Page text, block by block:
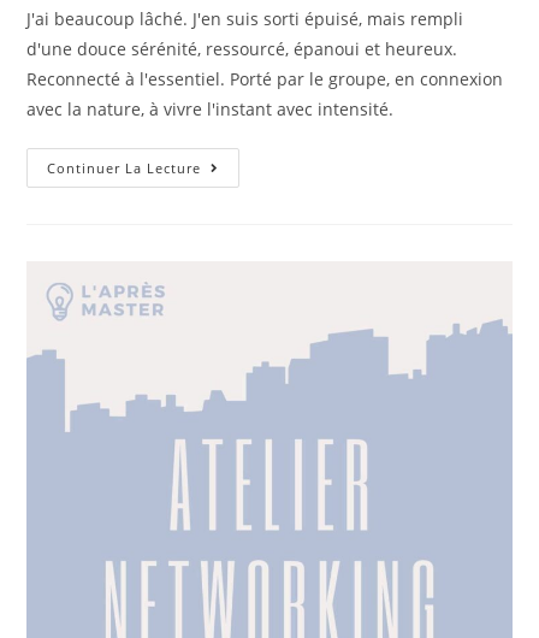
J'ai beaucoup lâché. J'en suis sorti épuisé, mais rempli
d'une douce sérénité, ressourcé, épanoui et heureux.
Reconnecté à l'essentiel. Porté par le groupe, en connexion
avec la nature, à vivre l'instant avec intensité.
Continuer La Lecture